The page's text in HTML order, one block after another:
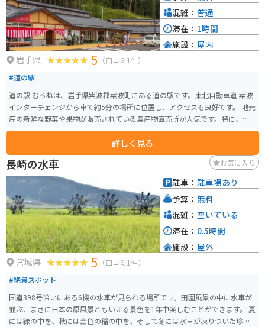
岩手県 5 （口コミ1件）
#道の駅
道の駅 むろねは、岩手県紫波郡紫波町にある道の駅です。東北自動車道 紫波
インターチェンジから車で約5分の場所に位置し、アクセスも良好です。 地元
産の新鮮な野菜や果物が販売されている農産物直売所が人気です。特に、旬
のりんごやぶどうは格別です。レストランでは、地元食材をふんだんに使っ
た料理を楽しむことができます。おすすめは、紫波町産のひとめぼれを使っ
た「ひとめぼれ御膳」です。 バイクで訪れる場合、道の駅 むろねは広々とし
た駐車場があるので安心です。周辺には、緑豊かな自然が広がっており、ツ
ーリングの休憩場所としても最適です。道の駅から少し足を延ばせば、城山
公園や南昌寺など、歴史を感じられる観光スポットもあります。 お土産に
は、地元産のりんごを使ったジュースやジャム、南部せんべいなどがおすす
めです。
詳しく見る
混雑： 普通
滞在： 1時間
施設： 屋内
長崎の水車 お気に入り
宮城県 5 （口コミ1件）
#絶景スポット
国道398号沿いにある6機の水車が見られる場所です。田園風景の中に水車が
並ぶ、まさに日本の原風景ともいえる景色を1年中楽しむことができます。 夏
には緑の中を、秋には金色の稲の中を、そして冬には水車が凍りついた珍し
駐車： 駐車場あり
予算： 無料
混雑： 空いている
滞在： 0.5時間
施設： 屋外